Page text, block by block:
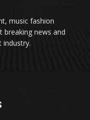
music fashion
breaking news and